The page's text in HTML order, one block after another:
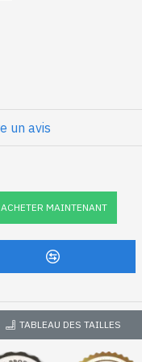
– Bracelet
serties sur une
verte
un avis
ACHETER MAINTENANT
TABLEAU DES TAILLES